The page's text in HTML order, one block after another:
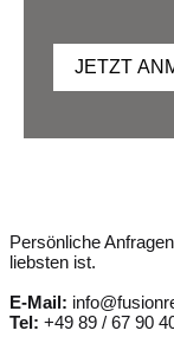
JETZT
Persönliche
liebsten ist.
E-Mail:
Tel: +49 89 / 67 90